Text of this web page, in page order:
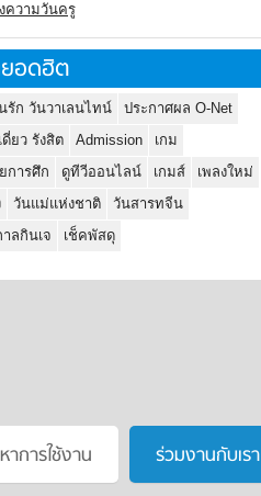
งความวันครู
อดฮิต
รัก วันวาเลนไทน์
ประกาศผล O-Net
ดี่ยว รังสิต
Admission
เกม
การศึก
ดูทีวีออนไลน์ เกมส์
เพลงใหม่
วันแม่แห่งชาติ
วันสารทจีน
าลกินเจ
เช็คพัสดุ
าการใช้งาน ร่วมงานกับเรา